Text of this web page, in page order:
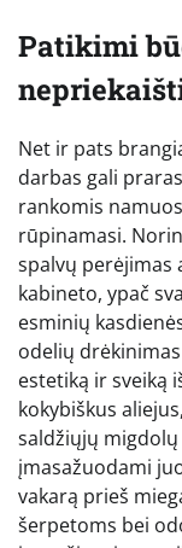
Patikimi
Net ir pats
darbas gali
rankomis
rūpinamasi.
spalvų perėjimas
kabineto, ypač
esminių
odelių
estetiką ir sveiką
kokybiškus
saldžiųjų
įmasažuodami
vakarą prieš
šerpetoms bei